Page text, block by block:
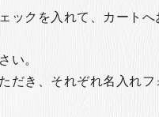
ックを入れて、カートへ
い。
だき、それぞれ名入れフ